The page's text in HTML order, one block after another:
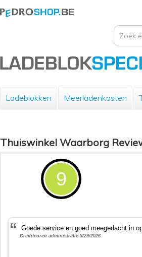
Ladeblokken Meerladenkasten
Thuiswinkel Waarborg